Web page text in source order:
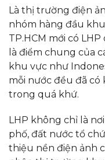
Là thị trường điện
nhóm hàng đầu
TP.HCM mới có
là điểm chung của
khu vực như
mỗi nước đều đã
trong quá khứ.
LHP không chỉ là
phố, đất nước tổ
thiệu nền điện ảnh